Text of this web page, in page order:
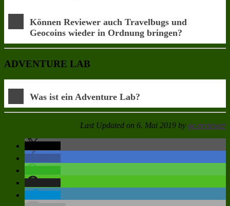
Können Reviewer auch Travelbugs und
Geocoins wieder in Ordnung bringen?
ADVENTURE LAB
Was ist ein Adventure Lab?
Last Updated on 6. Mai 2019 by gc-reviewer